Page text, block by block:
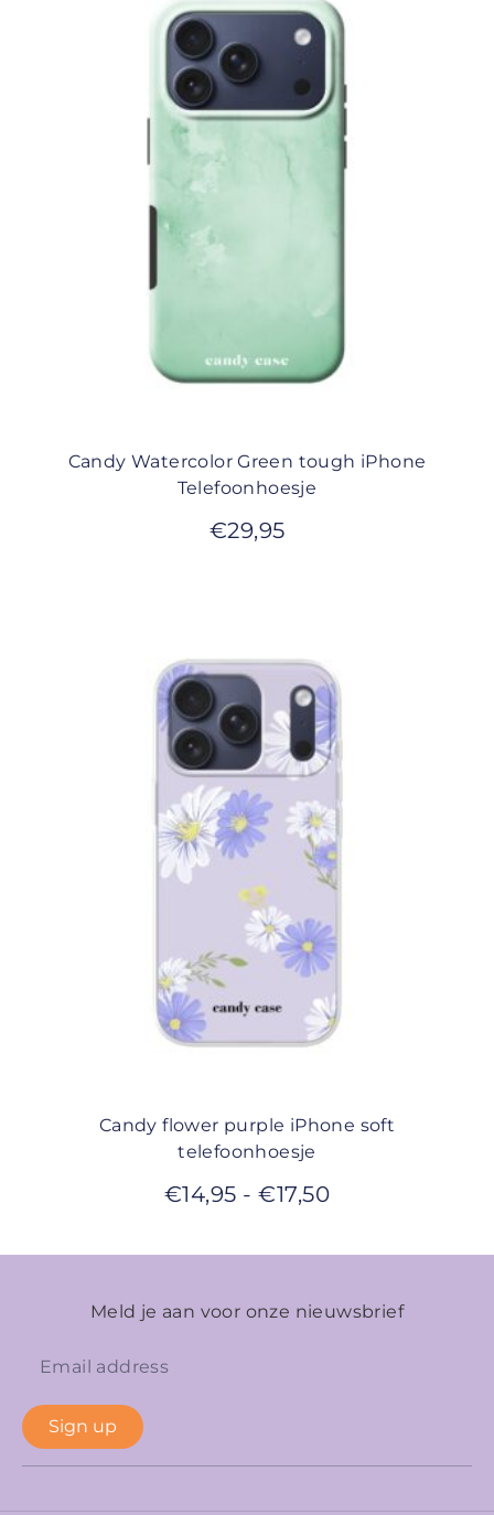
Candy Watercolor Green tough iPhone
Telefoonhoesje
€29,95
Candy flower purple iPhone soft
telefoonhoesje
€14,95 - €17,50
Meld je aan voor onze nieuwsbrief
Sign up